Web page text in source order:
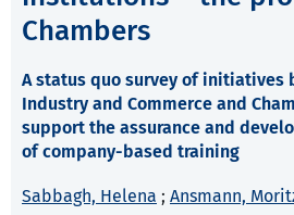
Chambers
A status quo survey of initiatives
Industry and Commerce and
support the assurance and
of company-based training
Sabbagh, Helena ; Ansmann,